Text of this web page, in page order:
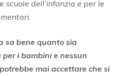
scuole dell’infanzia e per le
sa bene quanto sia
i bambini e nessun
mai accettare che si